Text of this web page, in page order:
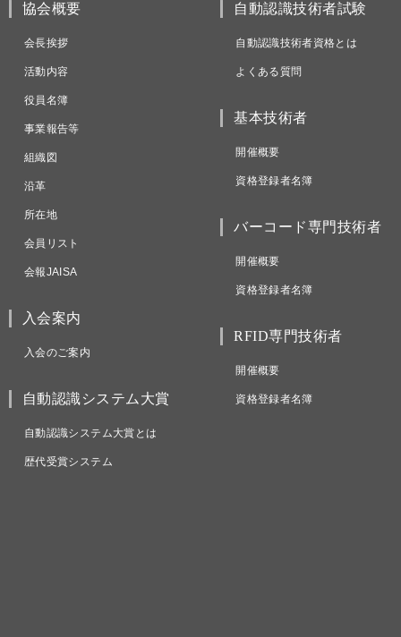
協会概要
会長挨拶
活動内容
役員名簿
事業報告等
組織図
沿革
所在地
会員リスト
会報JAISA
入会案内
入会のご案内
自動認識システム大賞
自動認識システム大賞とは
歴代受賞システム
自動認識技術者試験
自動認識技術者資格とは
よくある質問
基本技術者
開催概要
資格登録者名簿
バーコード専門技術者
開催概要
資格登録者名簿
RFID専門技術者
開催概要
資格登録者名簿